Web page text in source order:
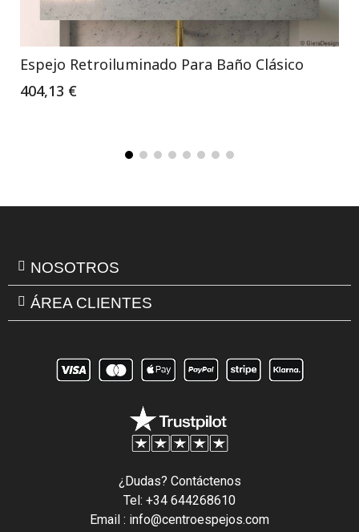
Espejo Retroiluminado Para Baño Clásico
404,13 €
NOSOTROS
ÁREA CLIENTES
¿Dudas? Contáctenos
Tel: +34 644268610
Email : info@centroespejos.com